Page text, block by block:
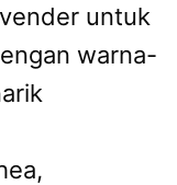
untuk
warna-